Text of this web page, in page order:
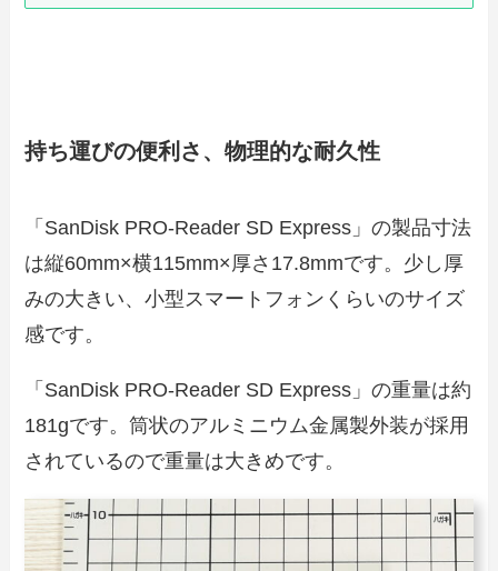
持ち運びの便利さ、物理的な耐久性
「SanDisk PRO-Reader SD Express」の製品寸法
は縦60mm×横115mm×厚さ17.8mmです。少し厚
みの大きい、小型スマートフォンくらいのサイズ
感です。
「SanDisk PRO-Reader SD Express」の重量は約
181gです。筒状のアルミニウム金属製外装が採用
されているので重量は大きめです。